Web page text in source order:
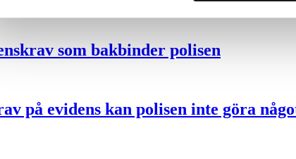
som bakbinder polisen
på evidens kan polisen inte göra